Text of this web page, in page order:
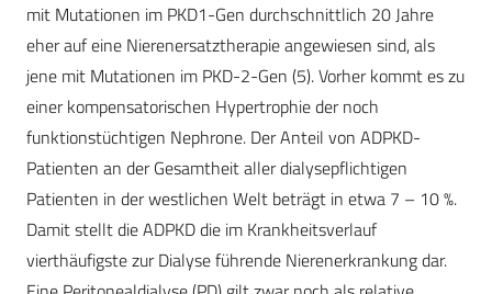
mit Mutationen im PKD1-Gen durchschnittlich 20 Jahre
eher auf eine Nierenersatztherapie angewiesen sind, als
jene mit Mutationen im PKD-2-Gen (5). Vorher kommt es zu
einer kompensatorischen Hypertrophie der noch
funktionstüchtigen Nephrone. Der Anteil von ADPKD-
Patienten an der Gesamtheit aller dialysepflichtigen
Patienten in der westlichen Welt beträgt in etwa 7 – 10 %.
Damit stellt die ADPKD die im Krankheitsverlauf
vierthäufigste zur Dialyse führende Nierenerkrankung dar.